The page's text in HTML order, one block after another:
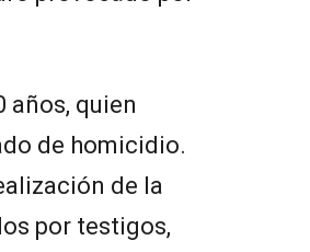
años, quien
de homicidio.
de la
por testigos,